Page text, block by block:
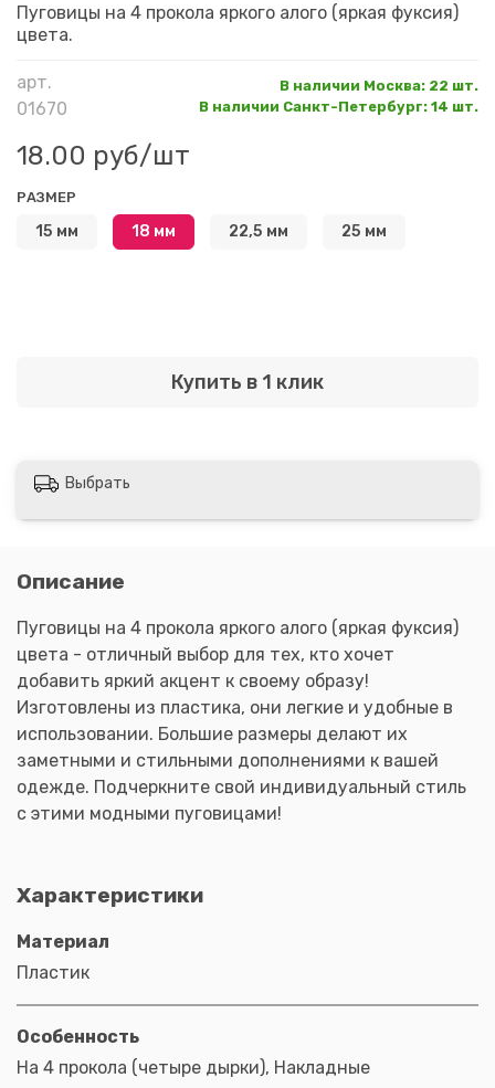
арт.
01670
В наличии Москва: 22 шт.
В наличии Санкт-Петербург: 14 шт.
18.00 руб/шт
Купить в 1 клик
РАЗМЕР
15 мм 18 мм 22,5 мм 25 мм
Пуговицы на 4 прокола яркого алого (яркая фуксия)
цвета.
Выбрать
Описание
Пуговицы на 4 прокола яркого алого (яркая фуксия)
цвета - отличный выбор для тех, кто хочет
добавить яркий акцент к своему образу!
Изготовлены из пластика, они легкие и удобные в
использовании. Большие размеры делают их
заметными и стильными дополнениями к вашей
одежде. Подчеркните свой индивидуальный стиль
с этими модными пуговицами!
Характеристики
Материал
Пластик
Особенность
На 4 прокола (четыре дырки), Накладные